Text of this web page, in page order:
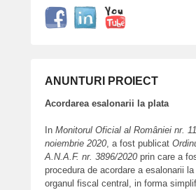
ANUNTURI PROIECT
Acordarea esalonarii la plata
In Monitorul Oficial al României nr.
noiembrie 2020, a fost publicat
A.N.A.F. nr. 3896/2020 prin care a
procedura de acordare a esalonarii
organul fiscal central, in forma